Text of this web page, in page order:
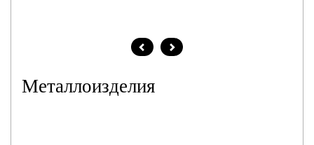
Металлоизделия